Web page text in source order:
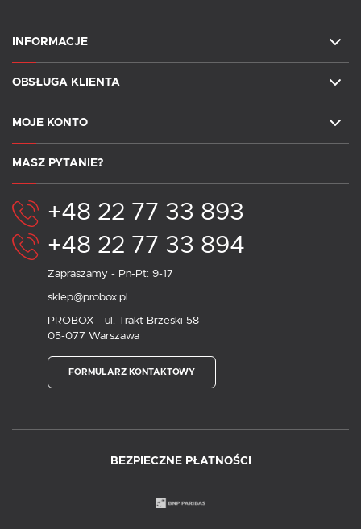
INFORMACJE
OBSŁUGA KLIENTA
MOJE KONTO
MASZ PYTANIE?
+48 22 77 33 893
+48 22 77 33 894
Zapraszamy - Pn-Pt: 9-17
sklep@probox.pl
PROBOX - ul. Trakt Brzeski 58
05-077 Warszawa
FORMULARZ KONTAKTOWY
BEZPIECZNE PŁATNOŚCI